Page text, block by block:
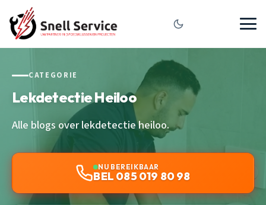
CATEGORIE
Lekdetectie Heiloo
Alle blogs over lekdetectie heiloo.
NU BEREIKBAAR
BEL 085 019 80 98